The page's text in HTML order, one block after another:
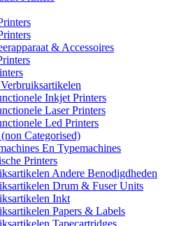
& Accessoires
Inkjet Printers
Laser Printers
Led Printers
Categorised)
En Typemachines
Printers
Andere Benodigdheden
Drum & Fuser Units
Inkt
Papers & Labels
Tapecartridges